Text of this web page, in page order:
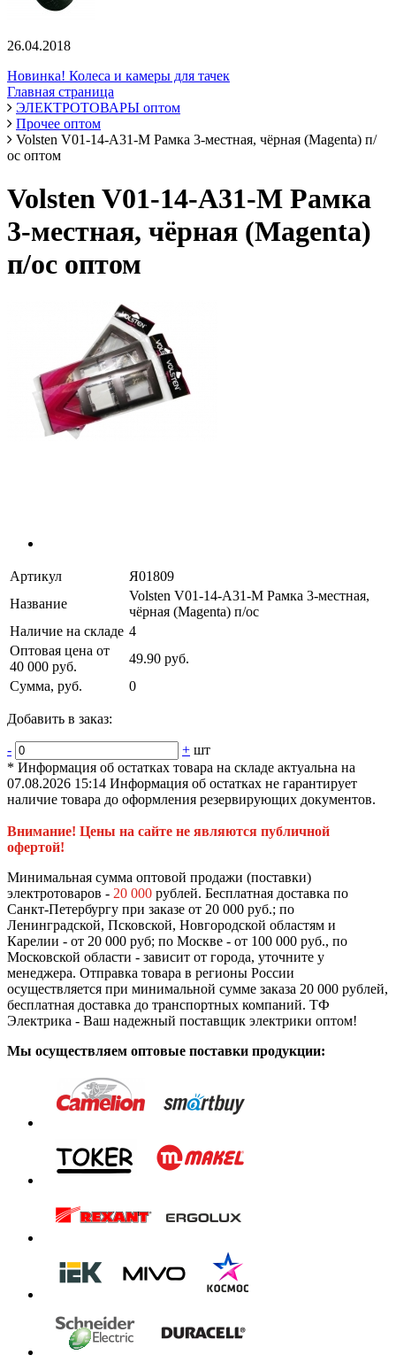
26.04.2018
Новинка! Колеса и камеры для тачек
Главная страница
ЭЛЕКТРОТОВАРЫ оптом
Прочее оптом
Volsten V01-14-A31-M Рамка 3-местная, чёрная (Magenta) п/
ос оптом
Volsten V01-14-A31-M Рамка
3-местная, чёрная (Magenta)
п/ос оптом
Артикул
Я01809
Название
Volsten V01-14-A31-M Рамка 3-местная,
чёрная (Magenta) п/ос
Наличие на складе 4
Оптовая цена от
40 000 руб.
49.90 руб.
Сумма, руб.
0
Добавить в заказ:
- + шт
* Информация об остатках товара на складе актуальна на
07.08.2026 15:14 Информация об остатках не гарантирует
наличие товара до оформления резервирующих документов.
Внимание! Цены на сайте не являются публичной
офертой!
Минимальная сумма оптовой продажи (поставки)
электротоваров - 20 000 рублей. Бесплатная доставка по
Санкт-Петербургу при заказе от 20 000 руб.; по
Ленинградской, Псковской, Новгородской областям и
Карелии - от 20 000 руб; по Москве - от 100 000 руб., по
Московской области - зависит от города, уточните у
менеджера. Отправка товара в регионы России
осуществляется при минимальной сумме заказа 20 000 рублей,
бесплатная доставка до транспортных компаний. ТФ
Электрика - Ваш надежный поставщик электрики оптом!
Мы осуществляем оптовые поставки продукции: